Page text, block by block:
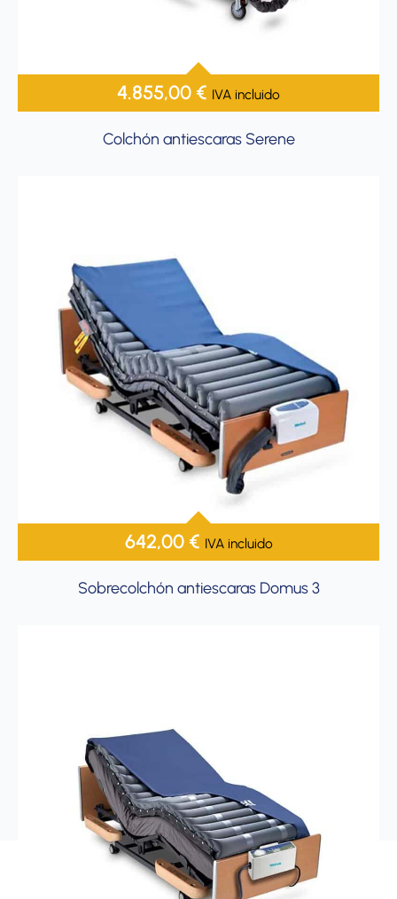
4.855,00€ IVA incluido
Colchón antiescaras Serene
642,00€ IVA incluido
Sobrecolchón antiescaras Domus 3